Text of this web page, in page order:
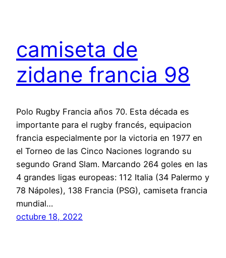
camiseta de
zidane francia 98
Polo Rugby Francia años 70. Esta década es
importante para el rugby francés, equipacion
francia especialmente por la victoria en 1977 en
el Torneo de las Cinco Naciones logrando su
segundo Grand Slam. Marcando 264 goles en las
4 grandes ligas europeas: 112 Italia (34 Palermo y
78 Nápoles), 138 Francia (PSG), camiseta francia
mundial…
octubre 18, 2022